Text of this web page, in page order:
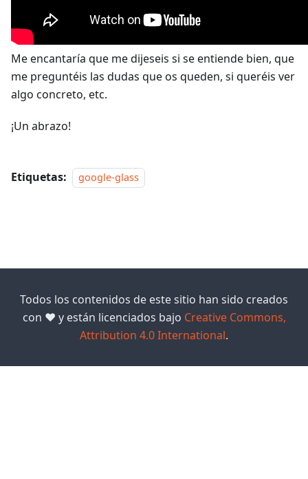
Me encantaría que me dijeseis si se entiende bien, que
me preguntéis las dudas que os queden, si queréis ver
algo concreto, etc.
¡Un abrazo!
Etiquetas: google-glass
Todos los contenidos de este sitio han sido creados
con ❤️ y están licenciados bajo Creative Commons,
Attribution 4.0 International.